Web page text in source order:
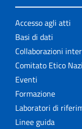
Accesso agli atti
Basi di dati
Collaborazioni
Comitato Etico
Eventi
Formazione
Laboratori di
Linee guida